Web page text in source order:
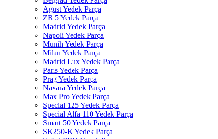
Agust Yedek Parça
ZR 5 Yedek Parça
Madrid Yedek Parça
Napoli Yedek Parça
Munih Yedek Parça
Milan Yedek Parça
Madrid Lux Yedek Parça
Paris Yedek Parça
Prag Yedek Parça
Navara Yedek Parça
Max Pro Yedek Parça
Special 125 Yedek Parça
Special Alfa 110 Yedek Parça
Smart 50 Yedek Parça
SK250-K Yedek Parça